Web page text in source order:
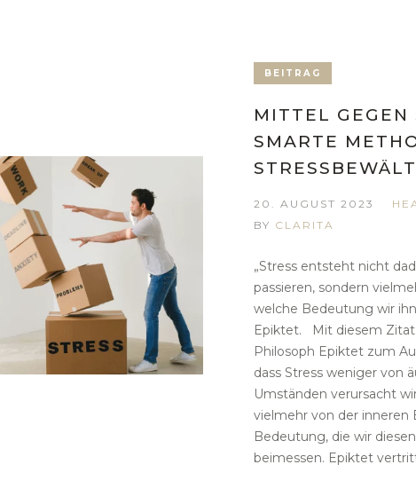
BEITRAG
MITTEL GEGEN
SMARTE
20. AUGUST 2023
BY CLARITA
„Stress entsteht nicht
passieren, sondern
welche Bedeutung wir
Epiktet. Mit diesem Zitat
Philosoph Epiktet zum
dass Stress weniger von
Umständen verursacht
vielmehr von der inneren
Bedeutung, die wir
beimessen. Epiktet